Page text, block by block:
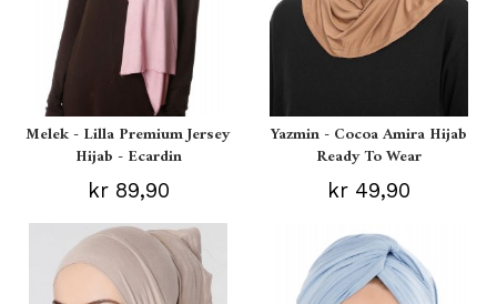
Melek - Lilla Premium Jersey
Hijab - Ecardin
kr 89,90
Yazmin - Cocoa Amira Hijab
Ready To Wear
kr 49,90